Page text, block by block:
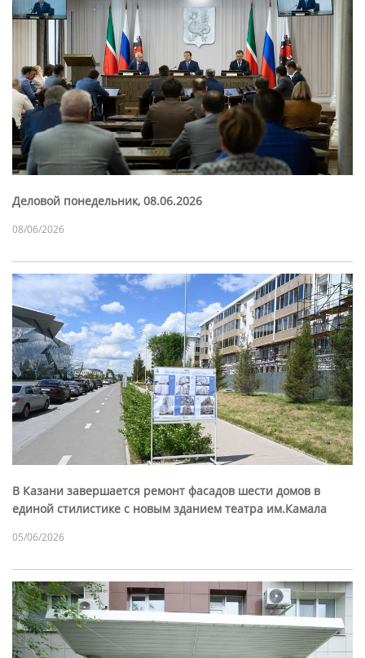
Деловой понедельник, 08.06.2026
08/06/2026
В Казани завершается ремонт фасадов шести домов в
единой стилистике с новым зданием театра им.Камала
05/06/2026